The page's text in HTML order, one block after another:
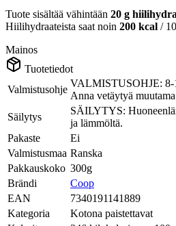
Tuote sisältää vähintään 20 g
Hiilihydraateista saat noin 200 kcal /
Mainos
Tuotetiedot
Valmistusohje
VALMISTUSOHJE: 8-
Anna vetäytyä
Säilytys
SÄILYTYS:
ja lämmöltä.
Pakaste
Ei
Valmistusmaa Ranska
Pakkauskoko 300g
Brändi
Coop
EAN
7340191141889
Kategoria
Kotona paistettavat